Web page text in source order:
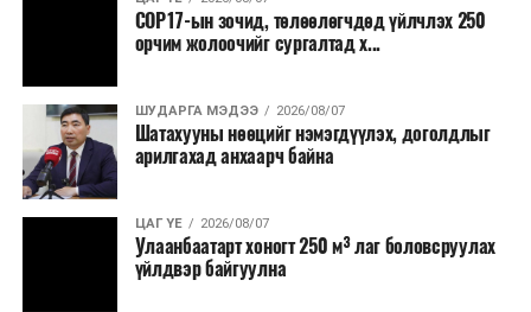
COP17-ын зочид, төлөөлөгчдөд үйлчлэх 250
орчим жолоочийг сургалтад х...
ШУДАРГА МЭДЭЭ 2026/08/07
Шатахууны нөөцийг нэмэгдүүлэх, доголдлыг
арилгахад анхаарч байна
ЦАГ ҮЕ 2026/08/07
Улаанбаатарт хоногт 250 м³ лаг боловсруулах
үйлдвэр байгуулна